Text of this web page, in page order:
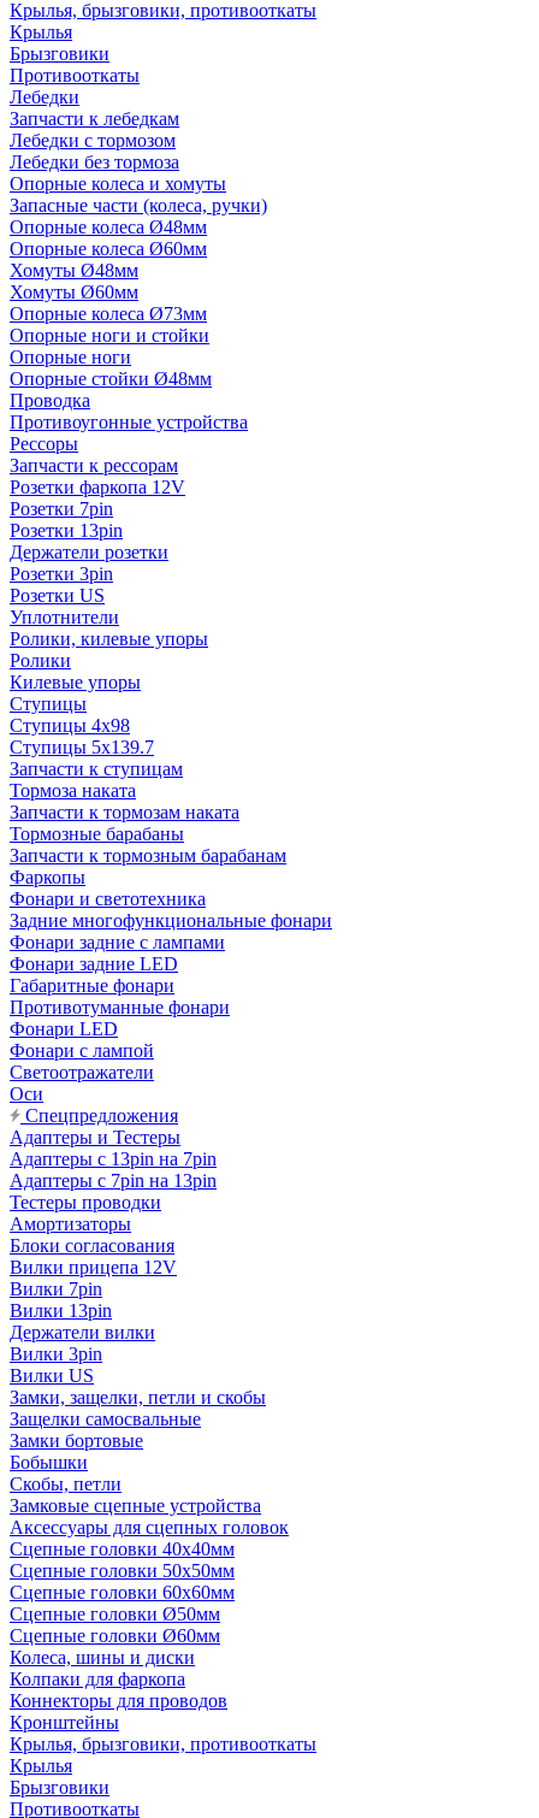
Крылья, брызговики, противооткаты
Крылья
Брызговики
Противооткаты
Лебедки
Запчасти к лебедкам
Лебедки с тормозом
Лебедки без тормоза
Опорные колеса и хомуты
Запасные части (колеса, ручки)
Опорные колеса Ø48мм
Опорные колеса Ø60мм
Хомуты Ø48мм
Хомуты Ø60мм
Опорные колеса Ø73мм
Опорные ноги и стойки
Опорные ноги
Опорные стойки Ø48мм
Проводка
Противоугонные устройства
Рессоры
Запчасти к рессорам
Розетки фаркопа 12V
Розетки 7pin
Розетки 13pin
Держатели розетки
Розетки 3pin
Розетки US
Уплотнители
Ролики, килевые упоры
Ролики
Килевые упоры
Ступицы
Ступицы 4x98
Ступицы 5x139.7
Запчасти к ступицам
Тормоза наката
Запчасти к тормозам наката
Тормозные барабаны
Запчасти к тормозным барабанам
Фаркопы
Фонари и светотехника
Задние многофункциональные фонари
Фонари задние с лампами
Фонари задние LED
Габаритные фонари
Противотуманные фонари
Фонари LED
Фонари с лампой
Светоотражатели
Оси
Спецпредложения
Адаптеры и Тестеры
Адаптеры с 13pin на 7pin
Адаптеры с 7pin на 13pin
Тестеры проводки
Амортизаторы
Блоки согласования
Вилки прицепа 12V
Вилки 7pin
Вилки 13pin
Держатели вилки
Вилки 3pin
Вилки US
Замки, защелки, петли и скобы
Защелки самосвальные
Замки бортовые
Бобышки
Скобы, петли
Замковые сцепные устройства
Аксессуары для сцепных головок
Сцепные головки 40x40мм
Сцепные головки 50x50мм
Сцепные головки 60x60мм
Сцепные головки Ø50мм
Сцепные головки Ø60мм
Колеса, шины и диски
Колпаки для фаркопа
Коннекторы для проводов
Кронштейны
Крылья, брызговики, противооткаты
Крылья
Брызговики
Противооткаты